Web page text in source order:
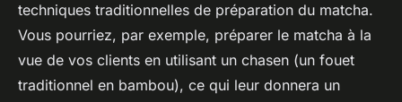
techniques traditionnelles de préparation du matcha.
Vous pourriez, par exemple, préparer le matcha à la
vue de vos clients en utilisant un chasen (un fouet
traditionnel en bambou), ce qui leur donnera un